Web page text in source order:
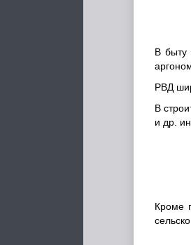
В быту
РВД
В
и др.
Кроме